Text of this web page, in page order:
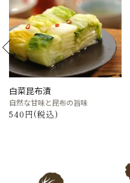
白菜昆布漬
自然な甘味と昆布の旨味
540円(税込)